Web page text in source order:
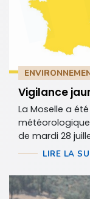
Vigilance
La Moselle a
de mardi 28
LIRE LA